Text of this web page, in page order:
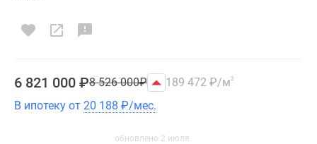
6 821 000 ₽8 526 000₽ 189 472 ₽/м2
В ипотеку от 20 188 ₽/мес.
обновлено 2 июля